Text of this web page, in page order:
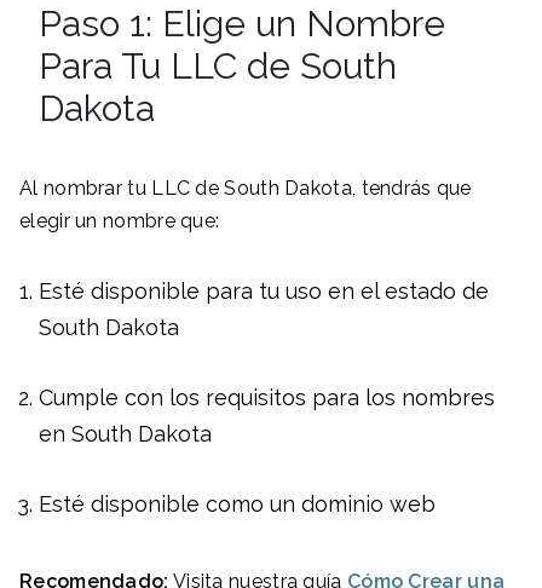
Paso 1: Elige un Nombre
Para Tu LLC de South
Dakota
Al nombrar tu LLC de South Dakota, tendrás que
elegir un nombre que:
Esté disponible para tu uso en el estado de
South Dakota
Cumple con los requisitos para los nombres
en South Dakota
Esté disponible como un dominio web
Recomendado: Visita nuestra guía Cómo Crear una